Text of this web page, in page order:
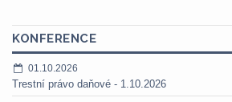
KONFERENCE
01.10.2026
Trestní právo daňové - 1.10.2026